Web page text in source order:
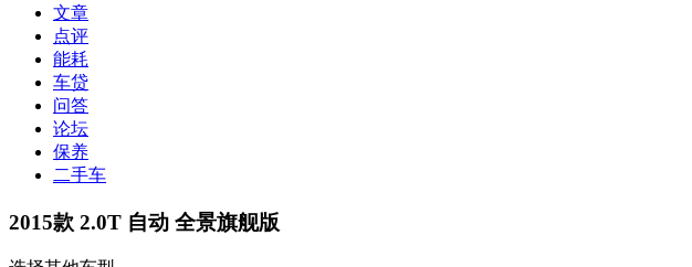
文章
点评
能耗
车贷
问答
论坛
保养
二手车
2015款 2.0T 自动 全景旗舰版